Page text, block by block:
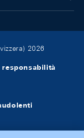
2026
responsabilità